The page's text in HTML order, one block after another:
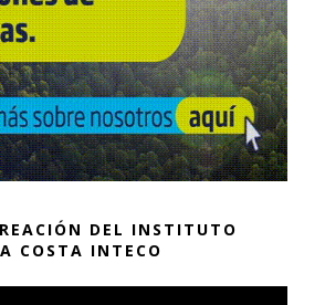
DEL INSTITUTO
COSTA INTECO